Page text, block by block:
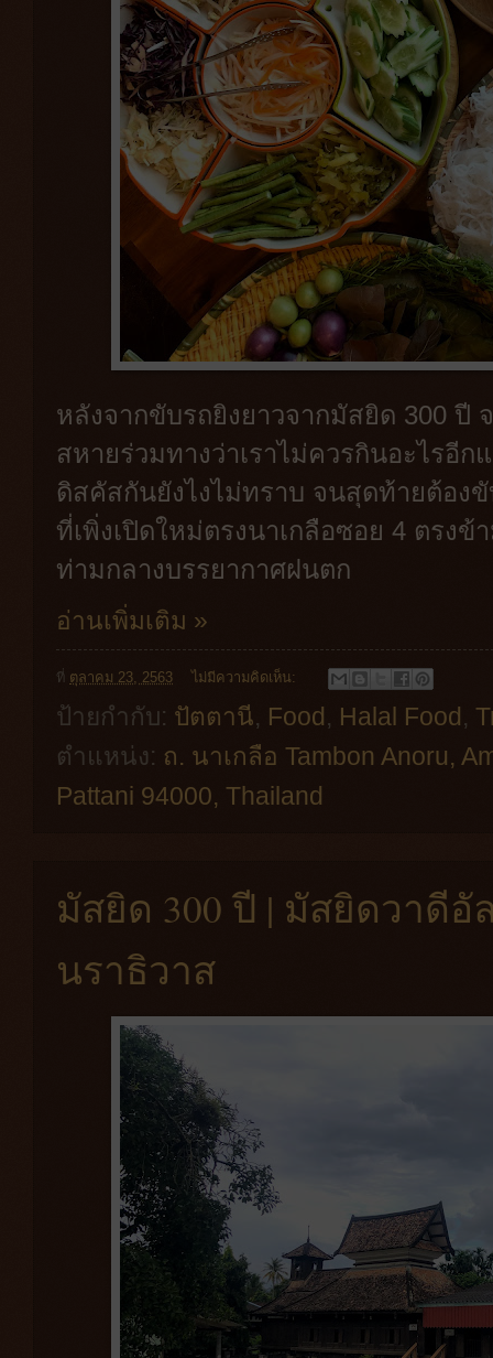
หลังจากขับรถยิงยาวจากมัสยิด 300 ปี
สหายร่วมทางว่าเราไม่ควรกินอะไรอี
ดิสคัสกันยังไงไม่ทราบ จนสุดท้ายต้อง
ที่เพิ่งเปิดใหม่ตรงนาเกลือซอย 4 ตรง
ท่ามกลางบรรยากาศฝนตก
อ่านเพิ่มเติม »
ที่ ตุลาคม 23, 2563 ไม่มีความคิดเห็น:
ป้ายกำกับ: ปัตตานี, Food, Halal Food,
ตำแหน่ง: ถ. นาเกลือ Tambon Anoru,
Pattani 94000, Thailand
มัสยิด 300 ปี | มัสยิดวาดีอั
นราธิวาส